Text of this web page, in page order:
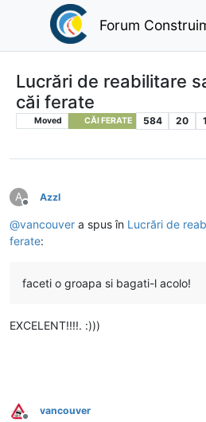
Forum
Lucrări de reabilitare
căi ferate
Moved CĂI FERATE 584 20
A
Deconectat
Azzl
@vancouver a spus în Lucrări de
ferate:
faceti o groapa si bagati-l acolo!
EXCELENT!!!!. :)))
vancouver